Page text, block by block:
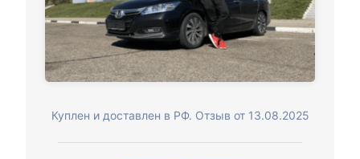
Куплен и доставлен в РФ. Отзыв от 13.08.2025